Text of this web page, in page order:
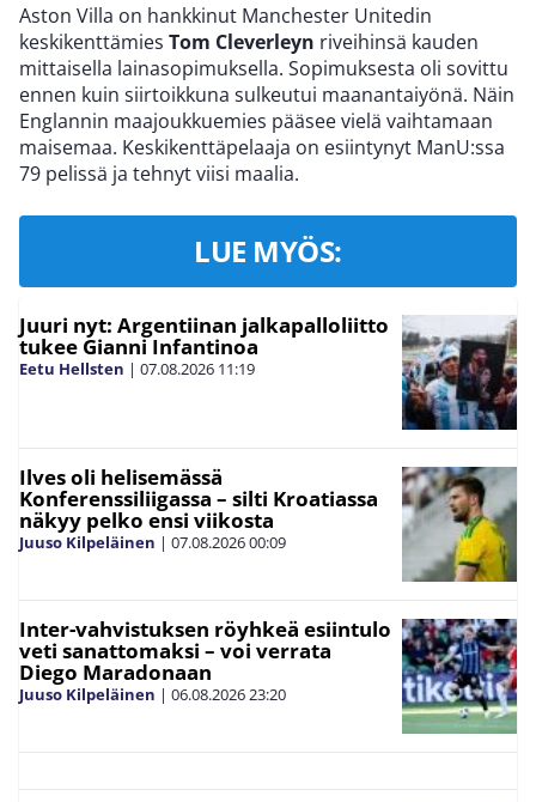
Aston Villa on hankkinut Manchester Unitedin
keskikenttämies Tom Cleverleyn riveihinsä kauden
mittaisella lainasopimuksella. Sopimuksesta oli sovittu
ennen kuin siirtoikkuna sulkeutui maanantaiyönä. Näin
Englannin maajoukkuemies pääsee vielä vaihtamaan
maisemaa. Keskikenttäpelaaja on esiintynyt ManU:ssa
79 pelissä ja tehnyt viisi maalia.
LUE MYÖS:
Juuri nyt: Argentiinan jalkapalloliitto
tukee Gianni Infantinoa
Eetu Hellsten | 07.08.2026 11:19
Ilves oli helisemässä
Konferenssiliigassa – silti Kroatiassa
näkyy pelko ensi viikosta
Juuso Kilpeläinen | 07.08.202600:09
Inter-vahvistuksen röyhkeä esiintulo
veti sanattomaksi – voi verrata
Diego Maradonaan
Juuso Kilpeläinen | 06.08.202623:20